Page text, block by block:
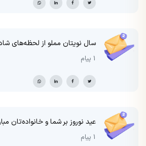
سال نویتان مملو از لحظه‌های
1 پیام
عید نوروز بر شما و خانواده‌تان
1 پیام